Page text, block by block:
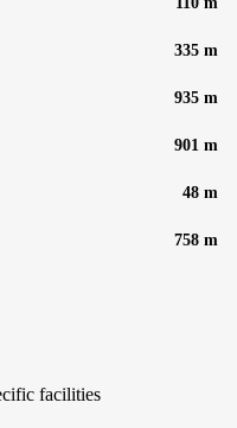
335 m
935 m
901 m
48 m
758 m
facilities